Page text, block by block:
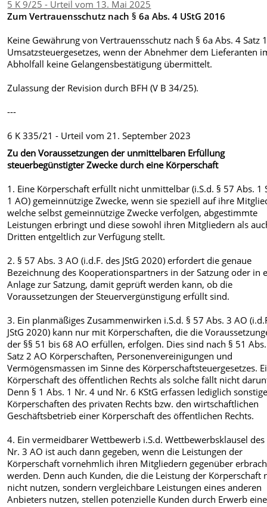
5 K 9/25 - Urteil vom 13. Mai 2025
Zum Vertrauensschutz nach § 6a Abs. 4 UStG 2016
Keine Gewährung von Vertrauensschutz nach § 6a Abs. 4 Satz
Umsatzsteuergesetzes, wenn der Abnehmer dem Lieferanten
Abholfall keine Gelangensbestätigung übermittelt.
Zulassung der Revision durch BFH (V B 34/25).
---
6 K 335/21 - Urteil vom 21. September 2023
Zu den Voraussetzungen der unmittelbaren Erfüllung
steuerbegünstigter Zwecke durch eine Körperschaft
1. Eine Körperschaft erfüllt nicht unmittelbar (i.S.d. § 57 Abs. 1
1 AO) gemeinnützige Zwecke, wenn sie speziell auf ihre
welche selbst gemeinnützige Zwecke verfolgen, abgestimmte
Leistungen erbringt und diese sowohl ihren Mitgliedern als
Dritten entgeltlich zur Verfügung stellt.
2. § 57 Abs. 3 AO (i.d.F. des JStG 2020) erfordert die genaue
Bezeichnung des Kooperationspartners in der Satzung oder in
Anlage zur Satzung, damit geprüft werden kann, ob die
Voraussetzungen der Steuervergünstigung erfüllt sind.
3. Ein planmäßiges Zusammenwirken i.S.d. § 57 Abs. 3 AO
JStG 2020) kann nur mit Körperschaften, die die
der §§ 51 bis 68 AO erfüllen, erfolgen. Dies sind nach § 51
Satz 2 AO Körperschaften, Personenvereinigungen und
Vermögensmassen im Sinne des Körperschaftsteuergesetzes.
Körperschaft des öffentlichen Rechts als solche fällt nicht
Denn § 1 Abs. 1 Nr. 4 und Nr. 6 KStG erfassen lediglich
Körperschaften des privaten Rechts bzw. den wirtschaftlichen
Geschäftsbetrieb einer Körperschaft des öffentlichen Rechts.
4. Ein vermeidbarer Wettbewerb i.S.d. Wettbewerbsklausel
Nr. 3 AO ist auch dann gegeben, wenn die Leistungen der
Körperschaft vornehmlich ihren Mitgliedern gegenüber
werden. Denn auch Kunden, die die Leistung der Körperschaft
nicht nutzen, sondern vergleichbare Leistungen eines anderen
Anbieters nutzen, stellen potenzielle Kunden durch Erwerb